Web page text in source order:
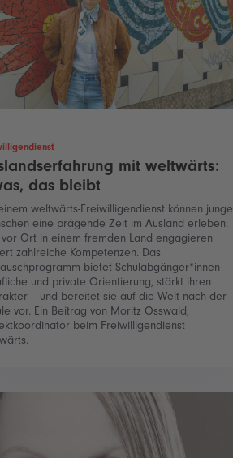
mit weltwärts:
das bleibt
weltwärts-Freiwilligendienst können junge
eine prägende Zeit im Ausland erleben.
vor Ort in einem fremden Land engagieren
zahlreiche Kompetenzen. Das
bietet Schulabgänger*innen
und private Orientierung, stärkt ihren
– und bereitet sie auf die Welt nach der
vor. Ein Beitrag von Moritz Osswald,
beim Freiwilligendienst